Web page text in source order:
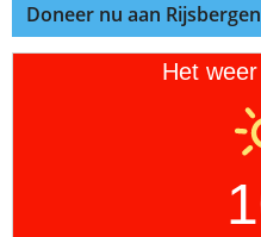
Doneer nu aan
Het